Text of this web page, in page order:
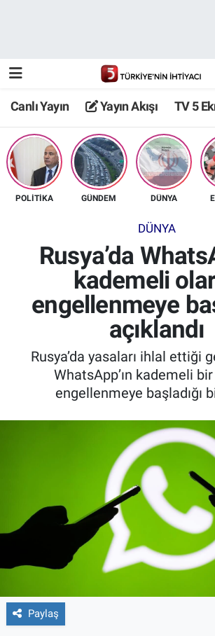
Canlı Yayın Yayın Akışı TV 5
POLİTİKA GÜNDEM DÜNYA
DÜNYA
Rusya’da
kademeli
engellenmeye
açıklandı
Rusya’da yasaları ihlal ettiği
WhatsApp’ın kademeli
engellenmeye başladığı
Paylaş
TV 5 Ekranı ve Arşiv